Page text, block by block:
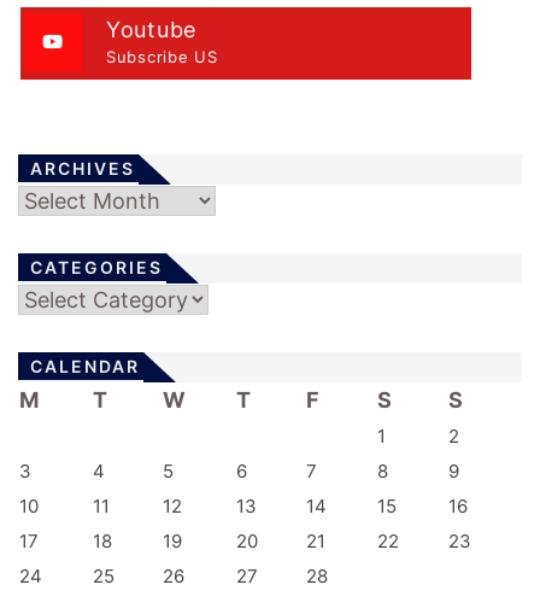
Youtube
Subscribe US
ARCHIVES
Archives
CATEGORIES
Categories
CALENDAR
M T W T F S S
1
2
3
4 5 6 7 8
9
10
11 12 13 14 15
16
17
18 19 20 21 22
23
24
25 26 27 28